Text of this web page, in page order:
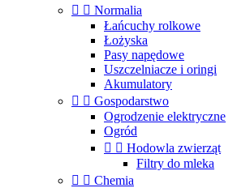
  Normalia
Łańcuchy rolkowe
Łożyska
Pasy napędowe
Uszczelniacze i oringi
Akumulatory
  Gospodarstwo
Ogrodzenie elektryczne
Ogród
  Hodowla zwierząt
Filtry do mleka
  Chemia